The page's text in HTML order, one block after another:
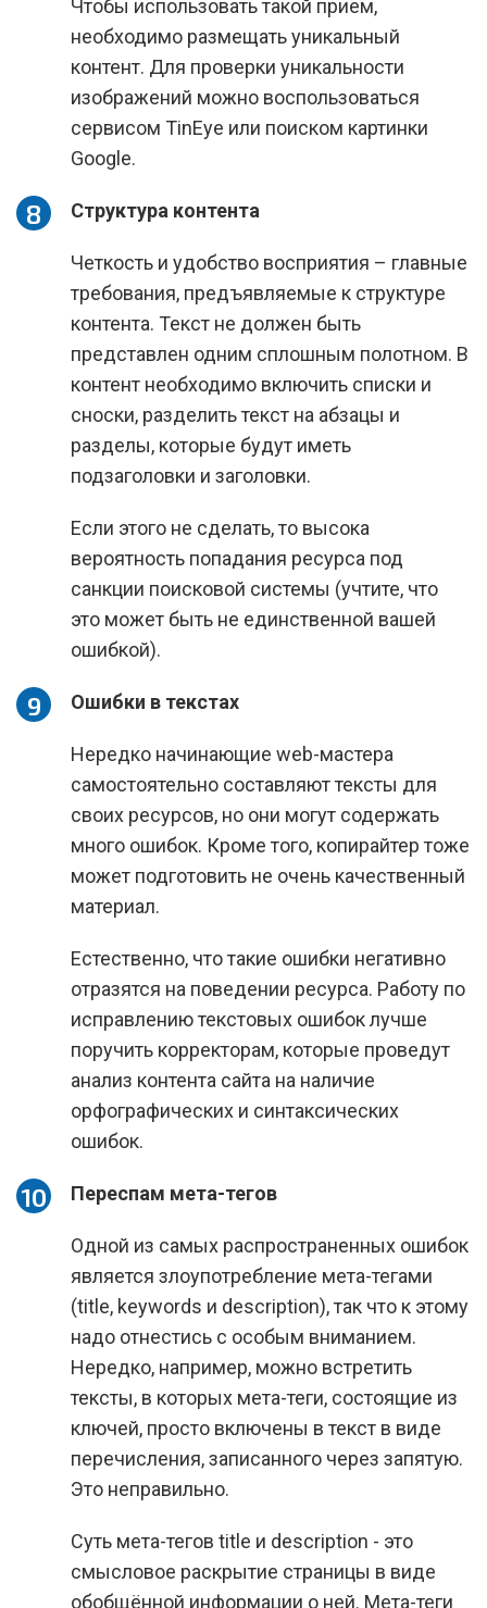
Чтобы использовать такой прием,
необходимо размещать уникальный
контент. Для проверки уникальности
изображений можно воспользоваться
сервисом TinEye или поиском картинки
Google.
Структура контента
Четкость и удобство восприятия – главные
требования, предъявляемые к структуре
контента. Текст не должен быть
представлен одним сплошным полотном. В
контент необходимо включить списки и
сноски, разделить текст на абзацы и
разделы, которые будут иметь
подзаголовки и заголовки.
Если этого не сделать, то высока
вероятность попадания ресурса под
санкции поисковой системы (учтите, что
это может быть не единственной вашей
ошибкой).
Ошибки в текстах
Нередко начинающие web-мастера
самостоятельно составляют тексты для
своих ресурсов, но они могут содержать
много ошибок. Кроме того, копирайтер тоже
может подготовить не очень качественный
материал.
Естественно, что такие ошибки негативно
отразятся на поведении ресурса. Работу по
исправлению текстовых ошибок лучше
поручить корректорам, которые проведут
анализ контента сайта на наличие
орфографических и синтаксических
ошибок.
Переспам мета-тегов
Одной из самых распространенных ошибок
является злоупотребление мета-тегами
(title, keywords и description), так что к этому
надо отнестись с особым вниманием.
Нередко, например, можно встретить
тексты, в которых мета-теги, состоящие из
ключей, просто включены в текст в виде
перечисления, записанного через запятую.
Это неправильно.
Суть мета-тегов title и description - это
смысловое раскрытие страницы в виде
обобщённой информации о ней. Мета-теги